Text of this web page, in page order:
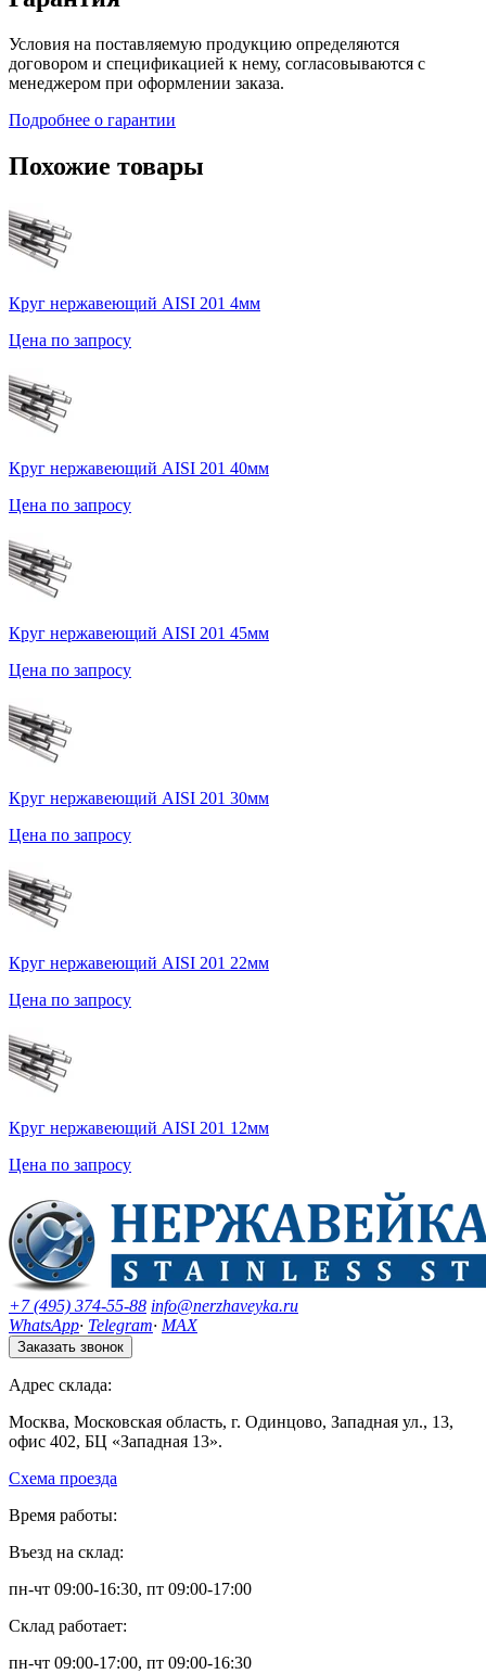
Условия на поставляемую продукцию определяются
договором и спецификацией к нему, согласовываются с
менеджером при оформлении заказа.
Подробнее о гарантии
Похожие товары
Круг нержавеющий AISI 201 4мм
Цена по запросу
Круг нержавеющий AISI 201 40мм
Цена по запросу
Круг нержавеющий AISI 201 45мм
Цена по запросу
Круг нержавеющий AISI 201 30мм
Цена по запросу
Круг нержавеющий AISI 201 22мм
Цена по запросу
Круг нержавеющий AISI 201 12мм
Цена по запросу
+7 (495) 374-55-88 info@nerzhaveyka.ru
WhatsApp· Telegram· MAX
Заказать звонок
Адрес склада:
Москва, Московская область, г. Одинцово, Западная ул., 13,
офис 402, БЦ «Западная 13».
Схема проезда
Время работы:
Въезд на склад:
пн-чт 09:00-16:30, пт 09:00-17:00
Склад работает:
пн-чт 09:00-17:00, пт 09:00-16:30